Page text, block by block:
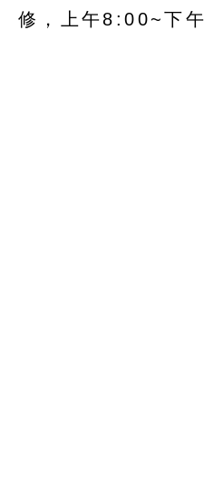
修，上午8:00~下